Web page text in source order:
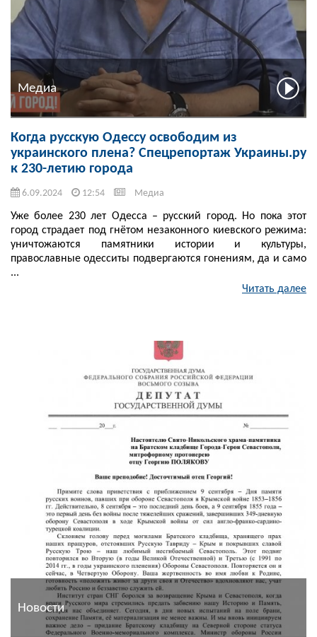
Медиа
Когда русскую Одессу освободим из
украинского плена? Спецрепортаж Украины.ру
к 230-летию города
6.09.2024 12:54 Медиа
Уже более 230 лет Одесса – русский город. Но пока этот
город страдает под гнётом незаконного киевского режима:
уничтожаются памятники истории и культуры,
православные одесситы подвергаются гонениям, да и само
...
Читать далее
Новости